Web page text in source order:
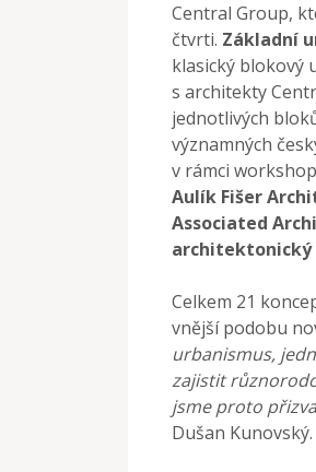
Central Group,
čtvrti. Základní
klasický blokový
s architekty
jednotlivých
významných
v rámci
Aulík Fišer
Associated
architektonický
Celkem 21
vnější podobu
urbanismus,
zajistit
jsme proto
Dušan Kunovský.